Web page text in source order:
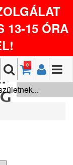
13-15 ÓRA
0